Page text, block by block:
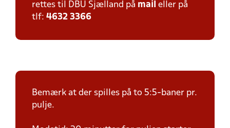
rettes til DBU Sjælland på mail eller på
tlf: 4632 3366
Bemærk at der spilles på to 5:5-baner pr.
pulje.